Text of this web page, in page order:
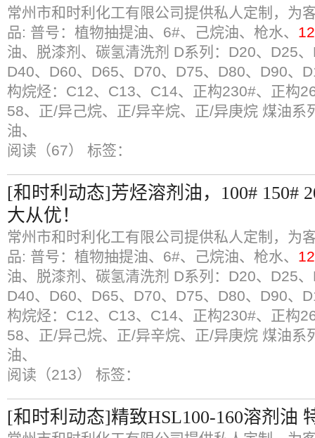
常州市和时利化工有限公司提供私人定制，为
品: 普号：植物抽提油、6#、己烷油、枪水、
油、脱漆剂、碳氢清洗剂 D系列：D20、D25
D40、D60、D65、D70、D75、D80、D90、
构烷烃：C12、C13、C14、正构230#、正构
58、正/异己烷、正/异辛烷、正/异庚烷 煤油系
油、
阅读（67） 标签：
[和时利动态]芳烃溶剂油，100# 150#
大从优！
常州市和时利化工有限公司提供私人定制，为
品: 普号：植物抽提油、6#、己烷油、枪水、
油、脱漆剂、碳氢清洗剂 D系列：D20、D25
D40、D60、D65、D70、D75、D80、D90、
构烷烃：C12、C13、C14、正构230#、正构
58、正/异己烷、正/异辛烷、正/异庚烷 煤油系
油、
阅读（213） 标签：
[和时利动态]精致HSL100-160溶剂油